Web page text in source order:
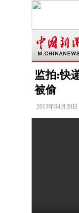
监拍:快
被偷
2015年04月20